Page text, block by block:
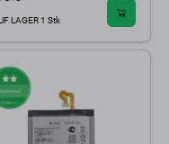
LAGER 1 Stk